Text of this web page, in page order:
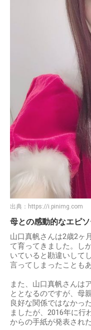
出典： https://i.pinimg.com
母との感動的なエピ
山口真帆さんは2歳2ヶ
て育ってきました。し
いていると勘違いして
言ってしまったことも
また、山口真帆さんは
ととなるのですが、母
良好な関係ではなかっ
ましたが、2016年に行
からの手紙が発表され